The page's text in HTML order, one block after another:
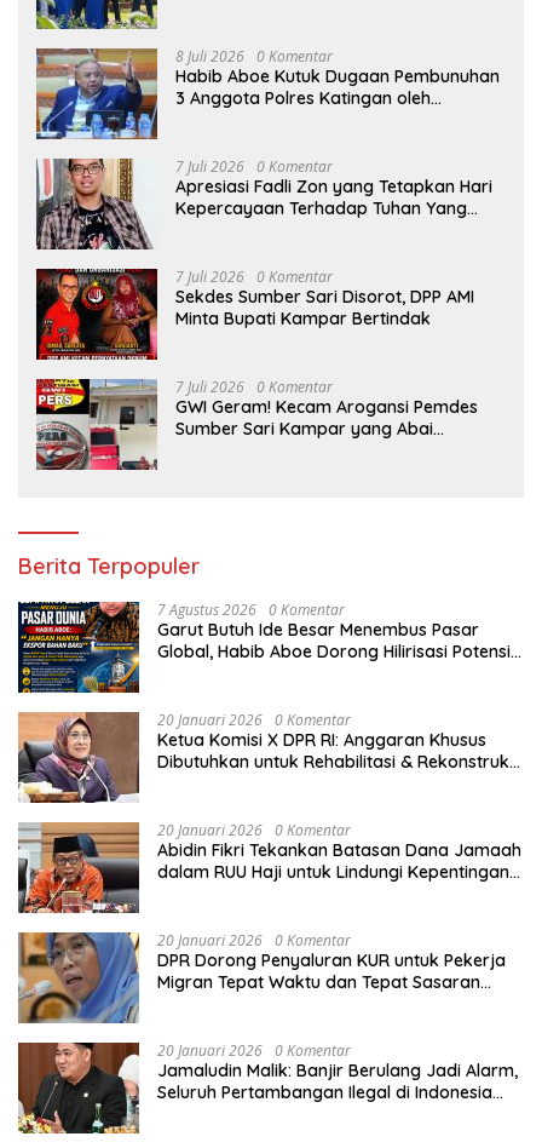
8 Juli 2026 0 Komentar
Habib Aboe Kutuk Dugaan Pembunuhan
3 Anggota Polres Katingan oleh
7 Juli 2026 0 Komentar
Apresiasi Fadli Zon yang Tetapkan Hari
Kepercayaan Terhadap Tuhan Yang
7 Juli 2026 0 Komentar
Sekdes Sumber Sari Disorot, DPP AMI
Minta Bupati Kampar Bertindak
7 Juli 2026 0 Komentar
GWI Geram! Kecam Arogansi Pemdes
Sumber Sari Kampar yang Abai
Berita Terpopuler
7 Agustus 2026 0 Komentar
Garut Butuh Ide Besar Menembus Pasar
Global, Habib Aboe Dorong Hilirisasi Potensi
20 Januari 2026 0 Komentar
Ketua Komisi X DPR RI: Anggaran Khusus
Dibutuhkan untuk Rehabilitasi & Rekonstruksi
20 Januari 2026 0 Komentar
Abidin Fikri Tekankan Batasan Dana Jamaah
dalam RUU Haji untuk Lindungi Kepentingan
20 Januari 2026 0 Komentar
DPR Dorong Penyaluran KUR untuk Pekerja
Migran Tepat Waktu dan Tepat Sasaran
20 Januari 2026 0 Komentar
Jamaludin Malik: Banjir Berulang Jadi Alarm,
Seluruh Pertambangan Ilegal di Indonesia